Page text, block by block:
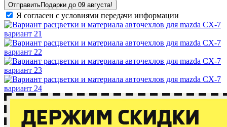
Отправить
Я согласен с условиями передачи информации